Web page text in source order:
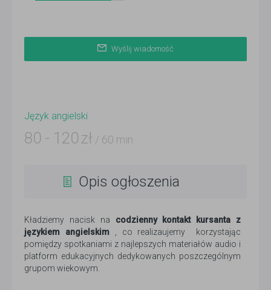
Wyślij wiadomość
Język angielski
80 - 120 zł / 60 min
Opis ogłoszenia
Kładziemy nacisk na codzienny kontakt kursanta z
językiem angielskim, co realizaujemy korzystając
pomiędzy spotkaniami z najlepszych materiałów audio i
platform edukacyjnych dedykowanych poszczególnym
grupom wiekowym.